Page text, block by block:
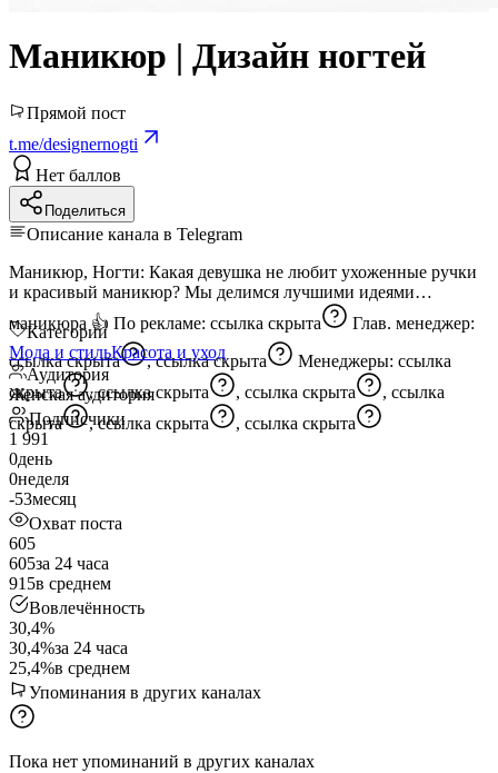
Маникюр | Дизайн ногтей
Прямой пост
t.me/designernogti
Нет баллов
Поделиться
Описание канала в Telegram
Маникюр, Ногти: Какая девушка не любит ухоженные ручки
и красивый маникюр? Мы делимся лучшими идеями
маникюра 👍 По рекламе: ссылка скрыта
Глав. менеджер:
ссылка скрыта
,ссылка скрыта Менеджеры: ссылка
скрыта
,ссылка скрыта , ссылка скрыта , ссылка
скрыта
,ссылка скрыта , ссылка скрыта
Категории
Мода и стильКрасота и уход
Аудитория
Женская аудитория
Подписчики
1 991
0день
0неделя
-53месяц
Охват поста
605
605за 24 часа
915в среднем
Вовлечённость
30,4%
30,4%за 24 часа
25,4%в среднем
Упоминания в других каналах
Пока нет упоминаний в других каналах